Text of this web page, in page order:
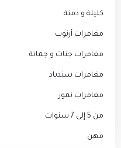
كليلة و دمنة
مغامرات أرنوب
مغامرات جنات و جمانة
مغامرات سندباد
مغامرات نمور
من 5 إلى 7 سنوات
مهن